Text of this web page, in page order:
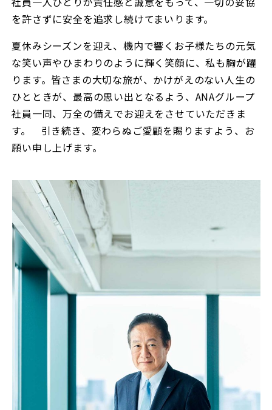
を許さずに安全を追求し続けてまいります。
夏休みシーズンを迎え、機内で響くお子様たちの元気
な笑い声やひまわりのように輝く笑顔に、私も胸が躍
ります。皆さまの大切な旅が、かけがえのない人生の
ひとときが、最高の思い出となるよう、ANAグループ
社員一同、万全の備えでお迎えをさせていただきま
す。 引き続き、変わらぬご愛顧を賜りますよう、お
願い申し上げます。